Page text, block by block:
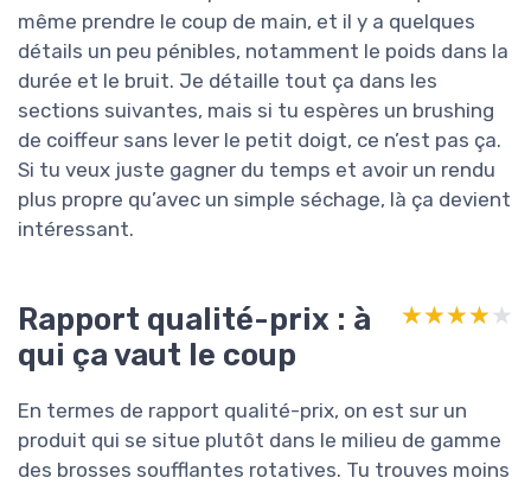
même prendre le coup de main, et il y a quelques
détails un peu pénibles, notamment le poids dans la
durée et le bruit. Je détaille tout ça dans les
sections suivantes, mais si tu espères un brushing
de coiffeur sans lever le petit doigt, ce n’est pas ça.
Si tu veux juste gagner du temps et avoir un rendu
plus propre qu’avec un simple séchage, là ça devient
intéressant.
Rapport qualité-prix : à
qui ça vaut le coup
★★★★★
★★★★★
En termes de rapport qualité-prix, on est sur un
produit qui se situe plutôt dans le milieu de gamme
des brosses soufflantes rotatives. Tu trouves moins